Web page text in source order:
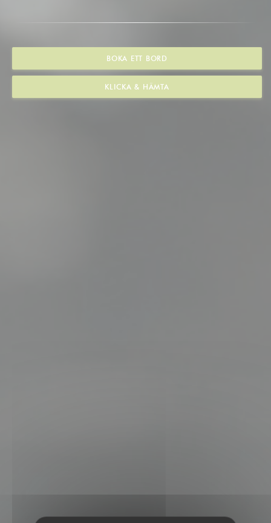
BOKA ETT BORD
KLICKA & HÄMTA